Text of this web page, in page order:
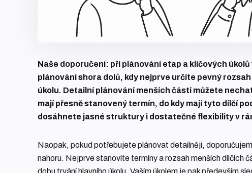
Naše doporučení: při plánování etap a klíčových
plánování shora dolů, kdy nejprve určíte pevný
úkolu. Detailní plánování menších částí můžete
mají přesně stanovený termín, do kdy mají tyto dílčí
dosáhnete jasné struktury i dostatečné flexibility v
Naopak, pokud potřebujete plánovat detailněji,
nahoru. Nejprve stanovíte termíny a rozsah menších dílčích
dobu trvání hlavního úkolu. Vaším úkolem je pak především